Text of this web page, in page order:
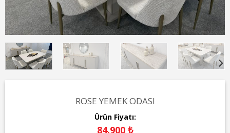
ROSE YEMEK ODASI
Ürün Fiyatı:
84.900 ₺